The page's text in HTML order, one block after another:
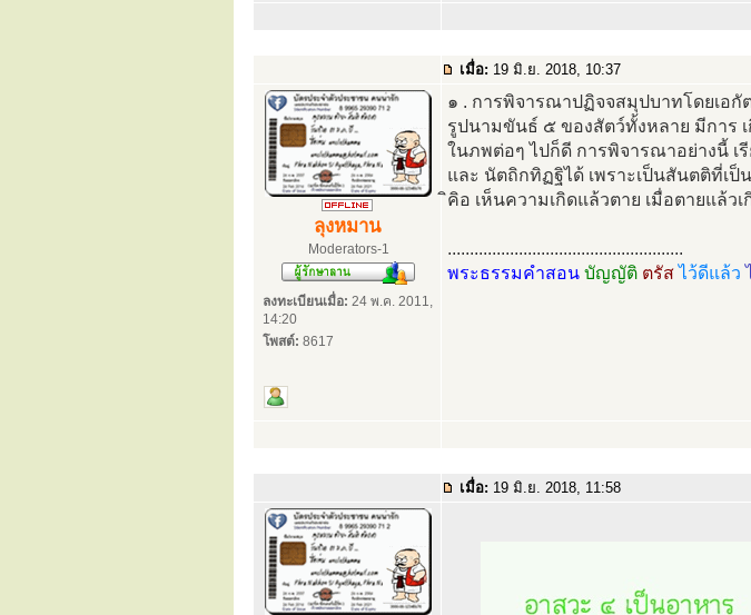
เมื่อ: 19 มิ.ย. 2018, 10:37
ลุงหมาน
Moderators-1
ลงทะเบียนเมื่อ: 24 พ.ค. 2011,
14:20
โพสต์: 8617
๑ . การพิจารณาปฏิจจสมุปบาทโดยเอกั
รูปนามขันธ์ ๕ ของสัตว์ทั้งหลาย มีการ
ในภพต่อๆ ไปก็ดี การพิจารณาอย่างนี้ เ
และ นัตถิกทิฏฐิได้ เพราะเป็นสันตติที่เ
คิอ เห็นความเกิดแล้วตาย เมื่อตายแล้
.....................................................
พระธรรมคำสอน บัญญัติ ตรัสไว้ดีแล้ว
เมื่อ: 19 มิ.ย. 2018, 11:58